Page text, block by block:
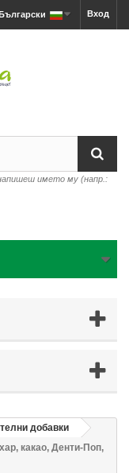
Вход
името му (напр.:
добавки
какао, Денти-Поп,